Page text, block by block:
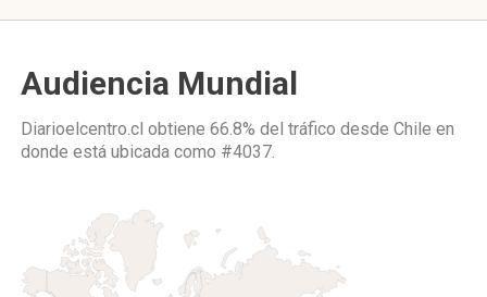
Audiencia Mundial
Diarioelcentro.cl obtiene 66.8% del tráfico desde Chile en
donde está ubicada como #4037.